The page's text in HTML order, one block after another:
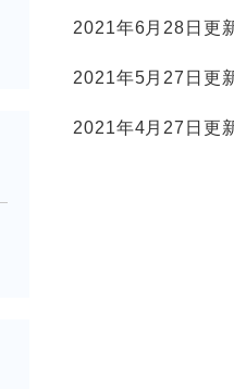
2021年6月28日更
2021年5月27日更
2021年4月27日更